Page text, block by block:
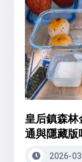
皇后鎮森
通與隱藏版
2026-